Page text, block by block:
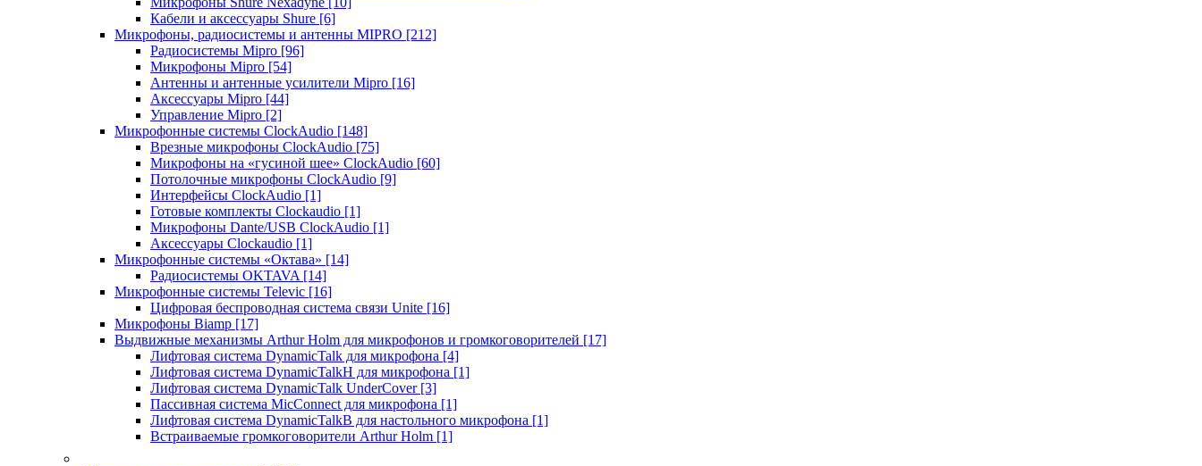
Кабели и аксессуары Shure [6]
Микрофоны, радиосистемы и антенны MIPRO [212]
Радиосистемы Mipro [96]
Микрофоны Mipro [54]
Антенны и антенные усилители Mipro [16]
Аксессуары Mipro [44]
Управление Mipro [2]
Микрофонные системы ClockAudio [148]
Врезные микрофоны ClockAudio [75]
Микрофоны на «гусиной шее» ClockAudio [60]
Потолочные микрофоны ClockAudio [9]
Интерфейсы ClockAudio [1]
Готовые комплекты Clockaudio [1]
Микрофоны Dante/USB ClockAudio [1]
Аксессуары Clockaudio [1]
Микрофонные системы «Октава» [14]
Радиосистемы OKTAVA [14]
Микрофонные системы Televic [16]
Цифровая беспроводная система связи Unite [16]
Микрофоны Biamp [17]
Выдвижные механизмы Arthur Holm для микрофонов и громкоговорителей [17]
Лифтовая система DynamicTalk для микрофона [4]
Лифтовая система DynamicTalkH для микрофона [1]
Лифтовая система DynamicTalk UnderCover [3]
Пассивная система MicConnect для микрофона [1]
Лифтовая система DynamicTalkB для настольного микрофона [1]
Встраиваемые громкоговорители Arthur Holm [1]